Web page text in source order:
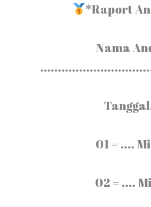
*Raport
Nama
01 = ....
02 = ....